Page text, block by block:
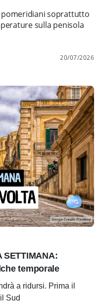
soprattutto
sulla penisola
20/07/2026
SETTIMANA:
temporale
a ridursi. Prima il
Sud